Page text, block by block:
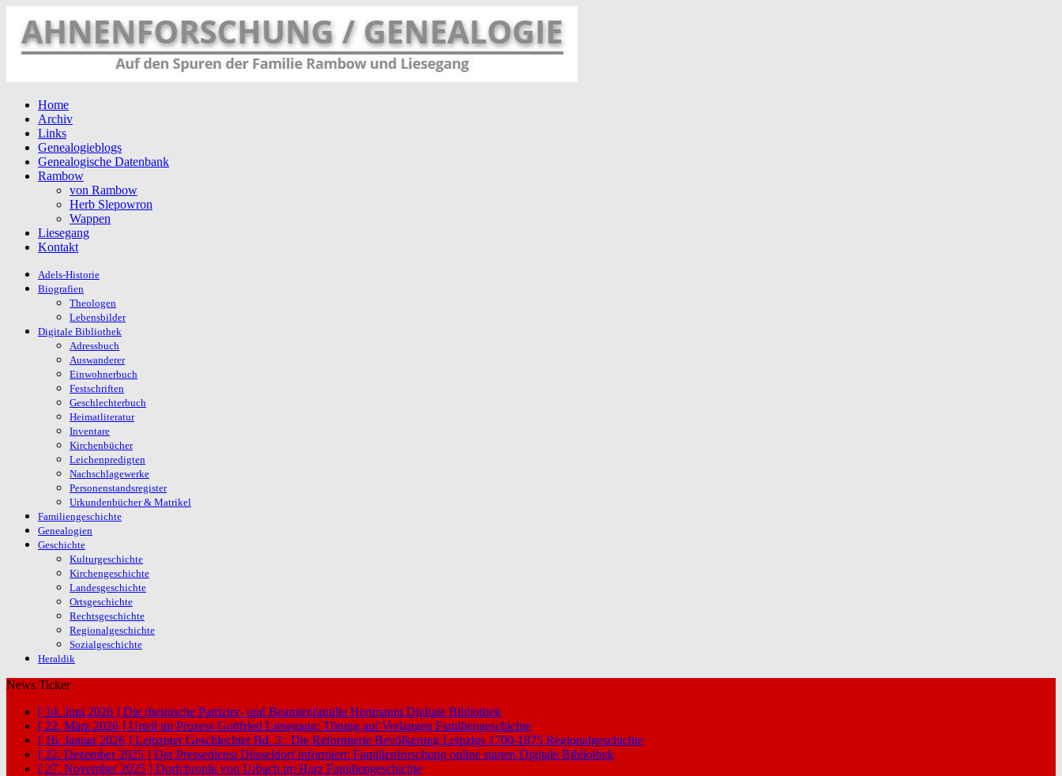
Home
Archiv
Links
Genealogieblogs
Genealogische Datenbank
Rambow
von Rambow
Herb Slepowron
Wappen
Liesegang
Kontakt
Adels-Historie
Biografien
Theologen
Lebensbilder
Digitale Bibliothek
Adressbuch
Auswanderer
Einwohnerbuch
Festschriften
Geschlechterbuch
Heimatliteratur
Inventare
Kirchenbücher
Leichenpredigten
Nachschlagewerke
Personenstandsregister
Urkundenbücher & Matrikel
Familiengeschichte
Genealogien
Geschichte
Kulturgeschichte
Kirchengeschichte
Landesgeschichte
Ortsgeschichte
Rechtsgeschichte
Regionalgeschichte
Sozialgeschichte
Heraldik
News Ticker
[ 14. Juni 2026 ] Die rheinische Patrizier- und Beamtenfamilie Hertmanni Digitale Bibliothek
[ 22. März 2026 ] Urteil im Prozess Gottfried Liesegang: Tötung auf Verlangen Familiengeschichte
[ 16. Januar 2026 ] Leipziger Geschlechter Bd. 3 : Die Reformierte Bevölkerung Leipzigs 1700-1875 Regionalgeschichte
[ 22. Dezember 2025 ] Der Pressedienst Düsseldorf informiert: Familienforschung online starten Digitale Bibliothek
[ 27. November 2025 ] Dorfchronik von Urbach im Harz Familiengeschichte